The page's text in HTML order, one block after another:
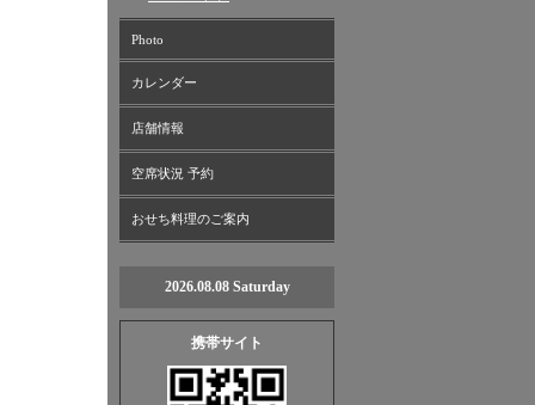
Photo
カレンダー
店舗情報
空席状況 予約
おせち料理のご案内
2026.08.08 Saturday
携帯サイト